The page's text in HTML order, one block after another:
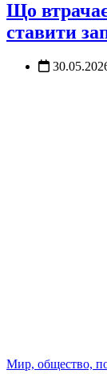
Що
ставити
Мир, общество,